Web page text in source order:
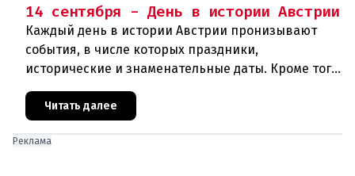
14 сентября - День в истории Австрии
Каждый день в истории Австрии пронизывают
события, в числе которых праздники,
исторические и знаменательные даты. Кроме того
дни рождения различных деятелей Австрии, а
также дни их смерти. Что же прои
Читать далее
Реклама